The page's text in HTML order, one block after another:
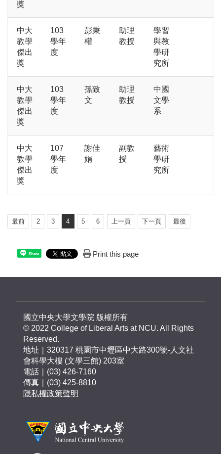
獎
中大
教學
傑出
獎
103
學年
度
彭秉
權
助理
教授
學習
與教
學研
究所
中大
教學
傑出
獎
103
學年
度
孫致
文
助理
教授
中國
文學
系
中大
教學
傑出
獎
107
學年
度
謝佳
娟
副教
授
藝術
學研
究所
最前 2 3 4 5 6 上一頁 下一頁 最後
Share Print this page
國立中央大學文學院 版權所有
© 2022 College of Liberal Arts at NCU. All Rights
Reserved.
地址｜320317 桃園市中壢區中大路300號-人文社
會科學大樓 (文學三館) 203室
電話｜(03) 426-7160
傳真｜(03) 425-8810
隱私權政策聲明